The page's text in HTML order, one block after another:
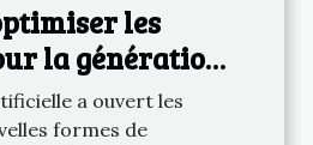
les
la génération
IA a ouvert les
formes de